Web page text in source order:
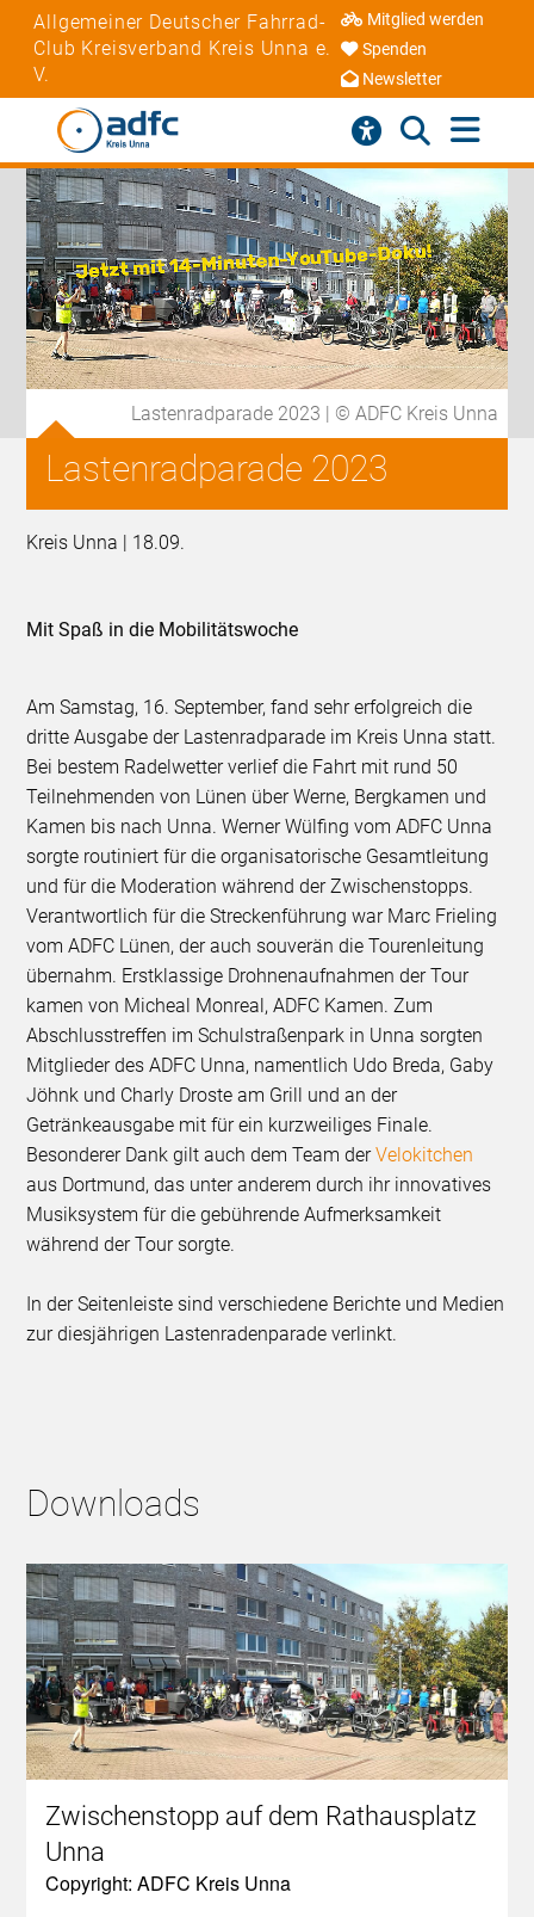
Allgemeiner Deutscher Fahrrad-
Club Kreisverband Kreis Unna e.
V.
Mitglied werden
Spenden
Newsletter
Lastenradparade 2023 | © ADFC Kreis Unna
Lastenradparade 2023
Kreis Unna | 18.09.
Mit Spaß in die Mobilitätswoche
Am Samstag, 16. September, fand sehr erfolgreich die
dritte Ausgabe der Lastenradparade im Kreis Unna statt.
Bei bestem Radelwetter verlief die Fahrt mit rund 50
Teilnehmenden von Lünen über Werne, Bergkamen und
Kamen bis nach Unna. Werner Wülfing vom ADFC Unna
sorgte routiniert für die organisatorische Gesamtleitung
und für die Moderation während der Zwischenstopps.
Verantwortlich für die Streckenführung war Marc Frieling
vom ADFC Lünen, der auch souverän die Tourenleitung
übernahm. Erstklassige Drohnenaufnahmen der Tour
kamen von Micheal Monreal, ADFC Kamen. Zum
Abschlusstreffen im Schulstraßenpark in Unna sorgten
Mitglieder des ADFC Unna, namentlich Udo Breda, Gaby
Jöhnk und Charly Droste am Grill und an der
Getränkeausgabe mit für ein kurzweiliges Finale.
Besonderer Dank gilt auch dem Team derVelokitchen
aus Dortmund, das unter anderem durch ihr innovatives
Musiksystem für die gebührende Aufmerksamkeit
während der Tour sorgte.
In der Seitenleiste sind verschiedene Berichte und Medien
zur diesjährigen Lastenradenparade verlinkt.
Downloads
Zwischenstopp auf dem Rathausplatz
Unna
Copyright: ADFC Kreis Unna